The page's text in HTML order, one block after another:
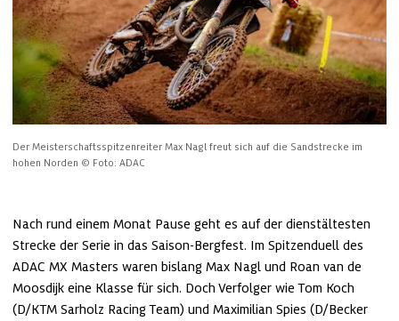
Der Meisterschaftsspitzenreiter Max Nagl freut sich auf die Sandstrecke im
hohen Norden © Foto: ADAC
Nach rund einem Monat Pause geht es auf der dienstältesten
Strecke der Serie in das Saison-Bergfest. Im Spitzenduell des
ADAC MX Masters waren bislang Max Nagl und Roan van de
Moosdijk eine Klasse für sich. Doch Verfolger wie Tom Koch
(D/KTM Sarholz Racing Team) und Maximilian Spies (D/Becker